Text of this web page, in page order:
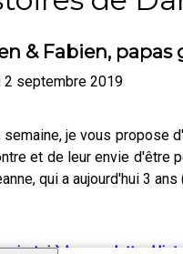
& Fabien, papas
2 septembre 2019
semaine, je vous propose
et de leur envie d'être
qui a aujourd'hui 3